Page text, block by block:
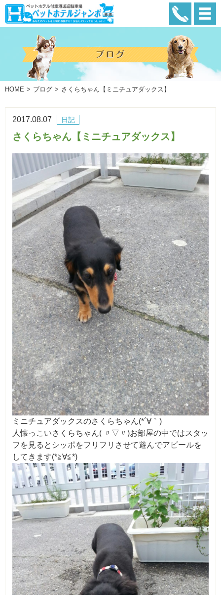
HOME ブログ さくらちゃん【ミニチュアダックス】
日記
2017.08.07
さくらちゃん【ミニチュアダックス】
ミニチュアダックスのさくらちゃん(*´∀｀)
人懐っこいさくらちゃん( 〃▽〃)お部屋の中ではスタッ
フを見るとシッポをフリフリさせて遊んでアピールを
してきます(*≧∀≦*)